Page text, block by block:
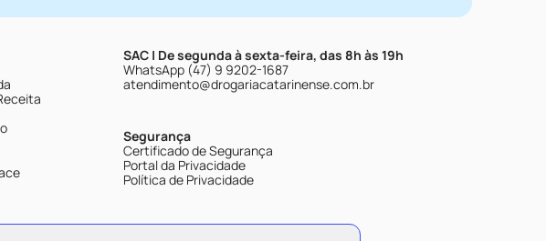
SAC | De segunda à sexta-feira, das 8h às 19h
WhatsApp (47) 9 9202-1687
atendimento@drogariacatarinense.com.br
Segurança
Certificado de Segurança
Portal da Privacidade
Política de Privacidade